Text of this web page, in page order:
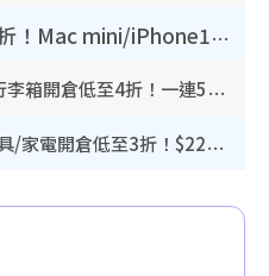
豐澤優惠勁減低至44折！Mac mini/iPhone17Pro大減價！廚房家電$220起
開倉優惠｜尖沙咀名牌行李箱開倉低至4折！一連5日 American Tourister/ace./Hallmark $200起！
廚具開倉｜特福Tefal廚具/家電開倉低至3折！$220起買平底鍋/炒鑊/湯煲！電飯煲/吸塵機/燙斗$418起